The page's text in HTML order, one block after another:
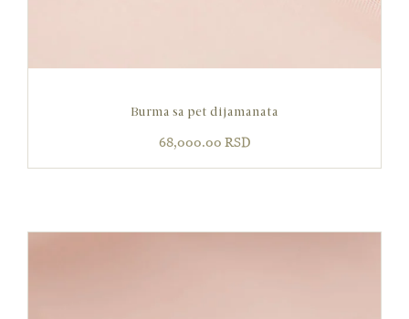
Burma sa pet dijamanata
68,000.00 RSD